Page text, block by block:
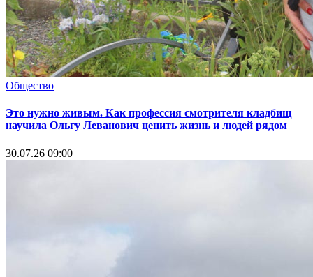
Общество
Это нужно живым. Как профессия смотрителя кладбищ
научила Ольгу Леванович ценить жизнь и людей рядом
30.07.26 09:00